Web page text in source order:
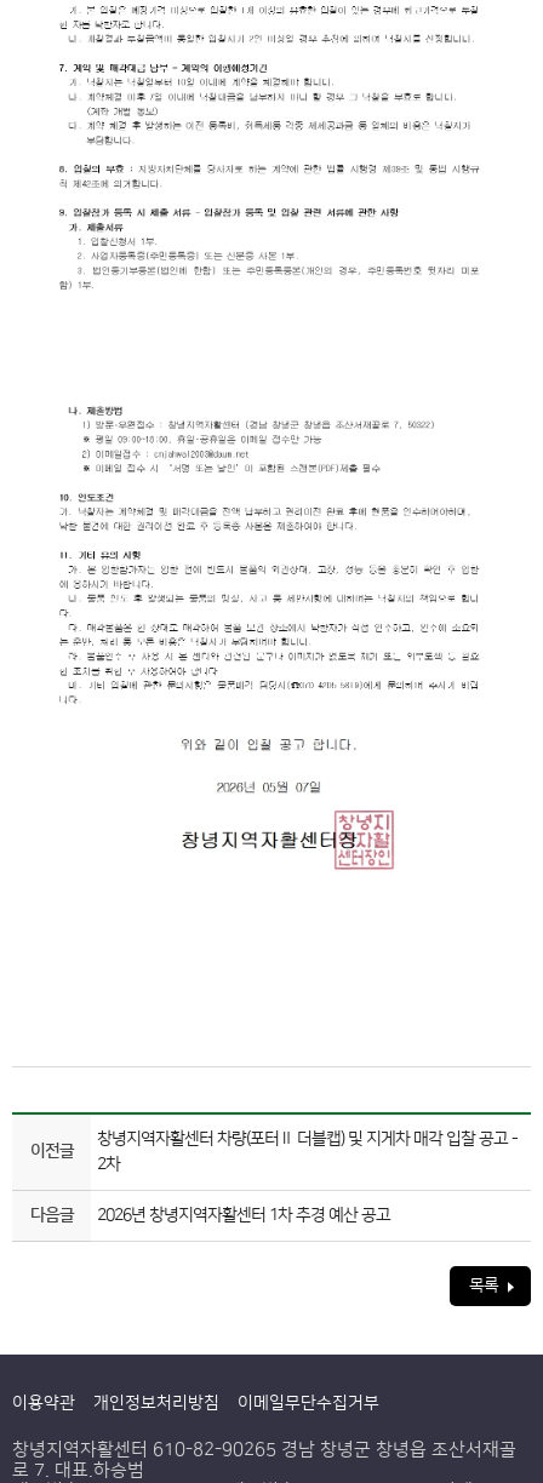
이전글
창녕지역자활센터 차량(포터Ⅱ 더블캡) 및 지게차 매각 입찰 공고 -
2차
다음글 2026년 창녕지역자활센터 1차 추경 예산 공고
목록
이용약관 개인정보처리방침 이메일무단수집거부
창녕지역자활센터 610-82-90265 경남 창녕군 창녕읍 조산서재골
로 7. 대표.하승범